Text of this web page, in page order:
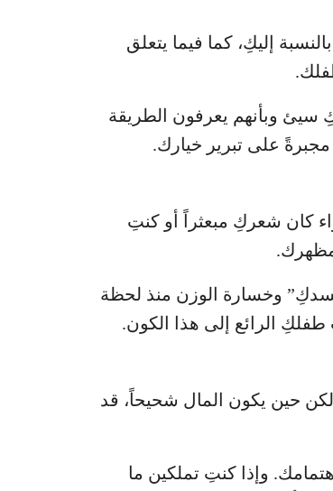
إليكِ، كما فيما يتعلق
سيئ وبأنهم يعرفون الطريقة
على تبرير خيارك.
كان شعركِ مبعثراً أو كنتِ
مظهرك.
وخسارة الوزن منذ لحظة
الرائع إلى هذا الكون.
حين يكون المال شحيحاً، قد
وإذا كنتِ تملكين ما